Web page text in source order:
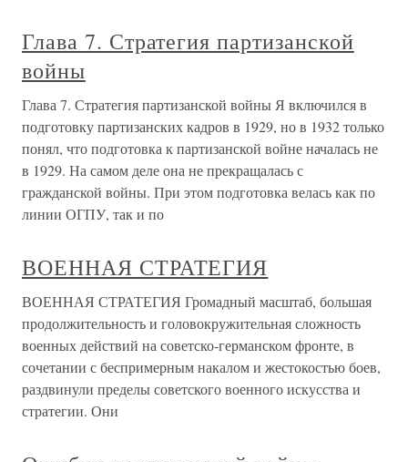
Глава 7. Стратегия партизанской
войны
Глава 7. Стратегия партизанской войны Я включился в
подготовку партизанских кадров в 1929, но в 1932 только
понял, что подготовка к партизанской войне началась не
в 1929. На самом деле она не прекращалась с
гражданской войны. При этом подготовка велась как по
линии ОГПУ, так и по
ВОЕННАЯ СТРАТЕГИЯ
ВОЕННАЯ СТРАТЕГИЯ Громадный масштаб, большая
продолжительность и головокружительная сложность
военных действий на советско-германском фронте, в
сочетании с беспримерным накалом и жестокостью боев,
раздвинули пределы советского военного искусства и
стратегии. Они